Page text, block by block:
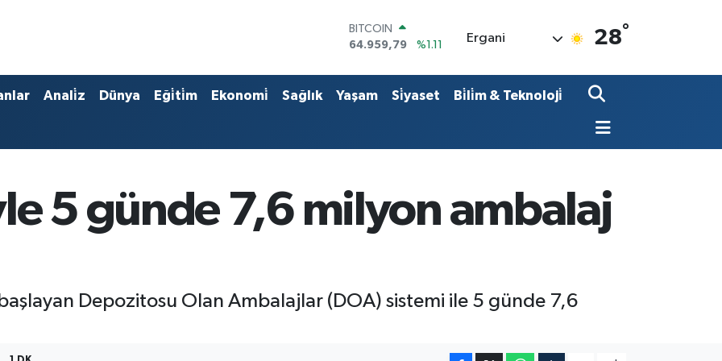
BITCOIN
64.959,79
%1.11
47,7436
%0.18
EURO
BİST100
13.779
%-14
Ergani 28°
Anali̇z Dünya Eği̇ti̇m Ekonomi̇ Sağlık Yaşam Si̇yaset Bi̇li̇m & Teknoloji̇
5 günde 7,6 milyon ambalaj
Depozitosu Olan Ambalajlar (DOA) sistemi ile 5 günde 7,6